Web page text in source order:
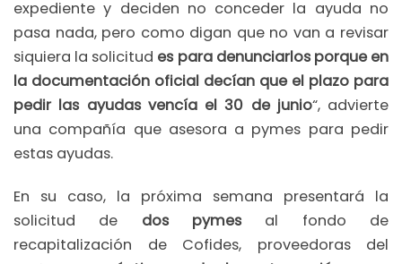
expediente y deciden no conceder la ayuda no
pasa nada, pero como digan que no van a revisar
siquiera la solicitud es para denunciarlos porque en
la documentación oficial decían que el plazo para
pedir las ayudas vencía el 30 de junio“, advierte
una compañía que asesora a pymes para pedir
estas ayudas.
En su caso, la próxima semana presentará la
solicitud de dos pymes al fondo de
recapitalización de Cofides, proveedoras del